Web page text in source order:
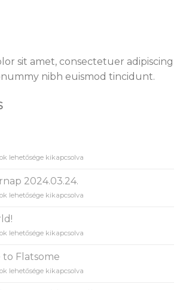
sit amet, consectetuer adipiscing
nibh euismod tincidunt.
lehetősége kikapcsolva
2024.03.24.
lehetősége kikapcsolva
lehetősége kikapcsolva
Flatsome
lehetősége kikapcsolva